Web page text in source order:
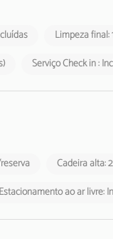
Limpeza
Serviço Check in :
Cadeira alta:
Estacionamento ao ar livre: